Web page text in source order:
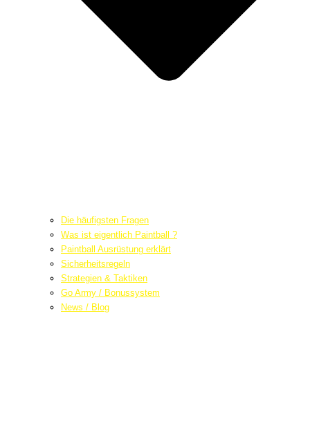
Die häufigsten Fragen
Was ist eigentlich Paintball ?
Paintball Ausrüstung erklärt
Sicherheitsregeln
Strategien & Taktiken
Go Army / Bonussystem
News / Blog